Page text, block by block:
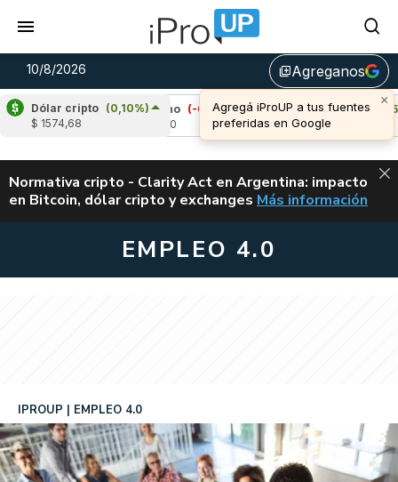
10/8/2026 library_addAgreganos
×
Agregá iProUP a tus fuentes
preferidas en Google
Dólar cripto (0,10%)
$ 1574,68
Cardano (-0,87%)
Avalanche (0,55%)
u$s 6,51
ALERTA
Normativa cripto - Clarity Act en Argentina: impacto
en Bitcoin, dólar cripto y exchanges CLARITY ACT EN
Más información
EMPLEO 4.0
IPROUP EMPLEO 4.0